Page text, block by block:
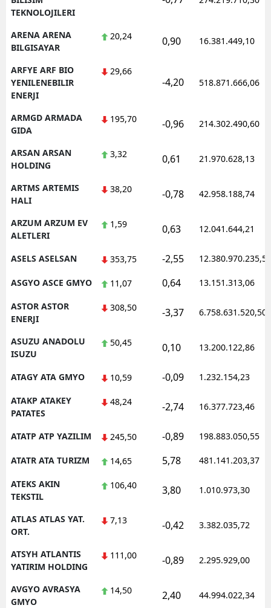
TEKNOLOJILERI
ARENA ARENA
BILGISAYAR
20,24 0,90 16.381.449,10
ARFYE ARF BIO
YENILENEBILIR
ENERJI
29,66
-4,20 518.871.666,06
ARMGD ARMADA
GIDA
195,70 -0,96 214.302.490,60
ARSAN ARSAN
HOLDING
3,32 0,61 21.970.628,13
ARTMS ARTEMIS
HALI
38,20 -0,78 42.958.188,74
ARZUM ARZUM EV
ALETLERI
1,59 0,63 12.041.644,21
ASELS ASELSAN 353,75 -2,55 12.380.970.235,50
ASGYO ASCE GMYO 11,07 0,64 13.151.313,06
ASTOR ASTOR
ENERJI
308,50 -3,37 6.758.631.520,50
ASUZU ANADOLU
ISUZU
50,45 0,10 13.200.122,86
ATAGY ATA GMYO 10,59 -0,09 1.232.154,23
ATAKP ATAKEY
PATATES
48,24 -2,74 16.377.723,46
ATATP ATP YAZILIM 245,50 -0,89 198.883.050,55
ATATR ATA TURIZM 14,65 5,78 481.141.203,37
ATEKS AKIN
TEKSTIL
106,40 3,80 1.010.973,30
ATLAS ATLAS YAT.
ORT.
7,13 -0,42 3.382.035,72
ATSYH ATLANTIS
YATIRIM HOLDING
111,00 -0,89 2.295.929,00
AVGYO AVRASYA
GMYO
14,50 2,40 44.994.022,34